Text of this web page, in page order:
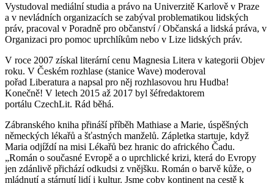
Vystudoval mediální studia a právo na Univerzitě Karlově v Praze
a v nevládních organizacích se zabýval problematikou lidských
práv, pracoval v Poradně pro občanství / Občanská a lidská práva, v
Organizaci pro pomoc uprchlíkům nebo v Lize lidských práv.
V roce 2007 získal literární cenu Magnesia Litera v kategorii Objev
roku. V Českém rozhlase (stanice Wave) moderoval
pořad Liberatura a napsal pro něj rozhlasovou hru Hudba!
Konečně! V letech 2015 až 2017 byl šéfredaktorem
portálu CzechLit. Rád běhá.
Zábranského kniha přináší příběh Mathiase a Marie, úspěšných
německých lékařů a šťastných manželů. Zápletka startuje, když
Maria odjíždí na misi Lékařů bez hranic do afrického Čadu.
„Román o současné Evropě a o uprchlické krizi, která do Evropy
jen zdánlivě přichází odkudsi z vnějšku. Román o barvě kůže, o
mládnutí a stárnutí lidí i kultur. Jsme coby kontinent na cestě k